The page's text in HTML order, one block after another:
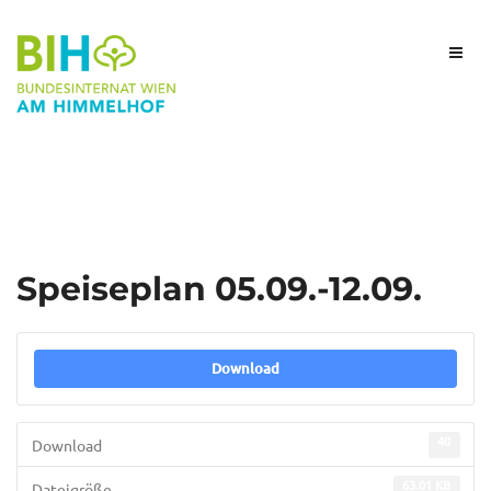
Speiseplan 05.09.-12.09.
Download
Download